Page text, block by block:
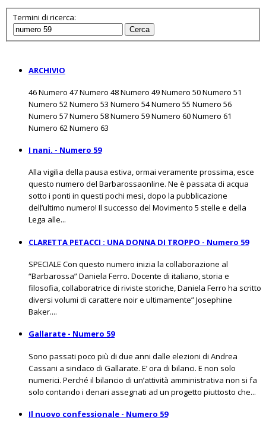
Termini di ricerca:
Cerca
ARCHIVIO
46 Numero 47 Numero 48 Numero 49 Numero 50 Numero 51
Numero 52 Numero 53 Numero 54 Numero 55 Numero 56
Numero 57 Numero 58 Numero 59 Numero 60 Numero 61
Numero 62 Numero 63
I nani. - Numero 59
Alla vigilia della pausa estiva, ormai veramente prossima, esce
questo numero del Barbarossaonline. Ne è passata di acqua
sotto i ponti in questi pochi mesi, dopo la pubblicazione
dell’ultimo numero! Il successo del Movimento 5 stelle e della
Lega alle...
CLARETTA PETACCI : UNA DONNA DI TROPPO - Numero 59
SPECIALE Con questo numero inizia la collaborazione al
“Barbarossa” Daniela Ferro. Docente di italiano, storia e
filosofia, collaboratrice di riviste storiche, Daniela Ferro ha scritto
diversi volumi di carattere noir e ultimamente” Josephine
Baker....
Gallarate - Numero 59
Sono passati poco più di due anni dalle elezioni di Andrea
Cassani a sindaco di Gallarate. E’ ora di bilanci. E non solo
numerici. Perché il bilancio di un’attività amministrativa non si fa
solo contando i denari assegnati ad un progetto piuttosto che...
Il nuovo confessionale - Numero 59